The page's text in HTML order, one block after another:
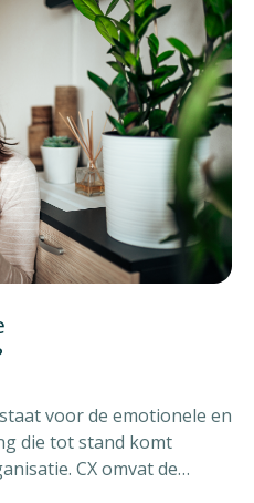
bij de juiste klant
voor de emotionele en
die tot stand komt
CX omvat de